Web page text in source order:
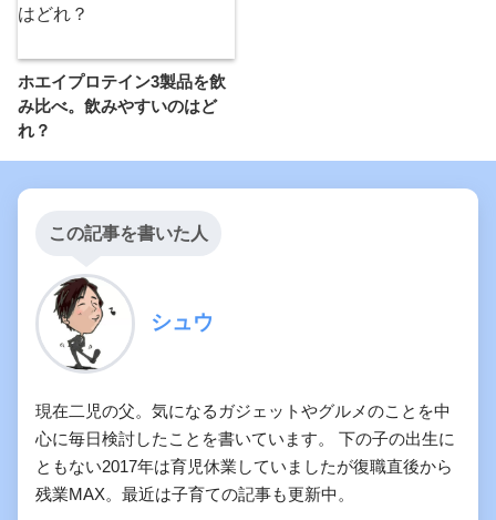
ホエイプロテイン3製品を飲
み比べ。飲みやすいのはど
れ？
この記事を書いた人
シュウ
現在二児の父。気になるガジェットやグルメのことを中
心に毎日検討したことを書いています。 下の子の出生に
ともない2017年は育児休業していましたが復職直後から
残業MAX。最近は子育ての記事も更新中。